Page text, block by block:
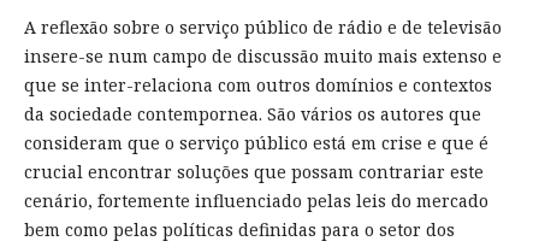
A reflexão sobre o serviço público de rádio e de televisão
insere-se num campo de discussão muito mais extenso e
que se inter-relaciona com outros domínios e contextos
da sociedade contempornea. São vários os autores que
consideram que o serviço público está em crise e que é
crucial encontrar soluções que possam contrariar este
cenário, fortemente influenciado pelas leis do mercado
bem como pelas políticas definidas para o setor dos